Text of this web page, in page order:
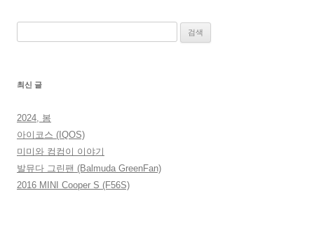
최신 글
2024, 봄
아이코스 (IQOS)
미미와 컴컴이 이야기
발뮤다 그린팬 (Balmuda GreenFan)
2016 MINI Cooper S (F56S)